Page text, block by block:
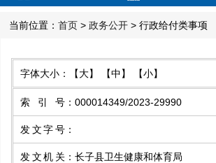
当前位置： 首页 > 政务公开 > 行政给付类事项
字体大小： 【大】 【中】 【小】
索引号 ： 000014349/2023-29990
发文字号 ：
发文机关 ： 长子县卫生健康和体育局